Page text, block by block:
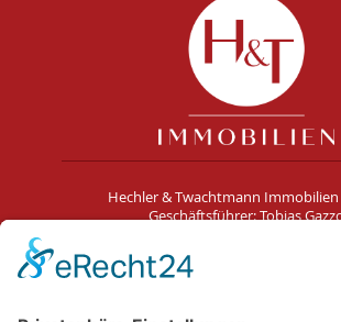
Hechler & Twachtmann
Geschäftsführer: Tobias